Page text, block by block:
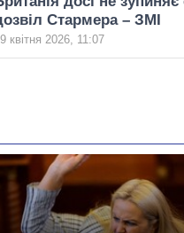
Стармера – ЗМІ
квітня 2026, 11:07